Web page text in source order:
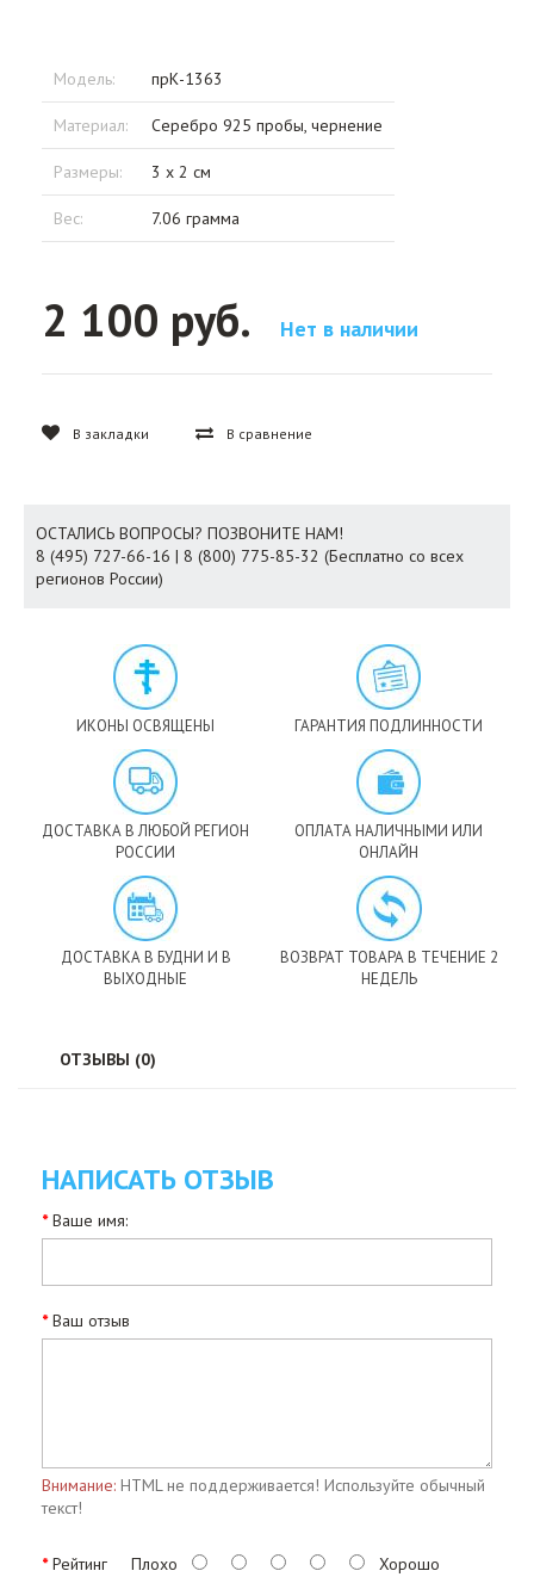
Модель: прК-1363
Материал: Серебро 925 пробы, чернение
Размеры: 3 x 2 см
Вес: 7.06 грамма
2 100 руб. Нет в наличии
В закладки В сравнение
ОСТАЛИСЬ ВОПРОСЫ? ПОЗВОНИТЕ НАМ!
8 (495) 727-66-16 | 8 (800) 775-85-32 (Бесплатно со всех
регионов России)
ИКОНЫ ОСВЯЩЕНЫ ГАРАНТИЯ ПОДЛИННОСТИ
ДОСТАВКА В ЛЮБОЙ РЕГИОН
РОССИИ
ОПЛАТА НАЛИЧНЫМИ ИЛИ
ОНЛАЙН
ДОСТАВКА В БУДНИ И В
ВЫХОДНЫЕ
ВОЗВРАТ ТОВАРА В ТЕЧЕНИЕ 2
НЕДЕЛЬ
ОТЗЫВЫ (0)
НАПИСАТЬ ОТЗЫВ
Ваше имя:
Ваш отзыв
Внимание: HTML не поддерживается! Используйте обычный
текст!
Рейтинг Плохо Хорошо